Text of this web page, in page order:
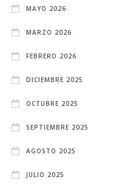
MAYO 2026
MARZO 2026
FEBRERO 2026
DICIEMBRE 2025
OCTUBRE 2025
SEPTIEMBRE 2025
AGOSTO 2025
JULIO 2025